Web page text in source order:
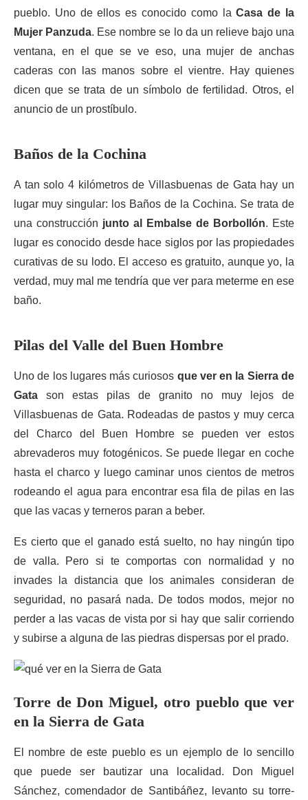
pueblo. Uno de ellos es conocido como laCasa de la
Mujer Panzuda. Ese nombre se lo da un relieve bajo una
ventana, en el que se ve eso, una mujer de anchas
caderas con las manos sobre el vientre. Hay quienes
dicen que se trata de un símbolo de fertilidad. Otros, el
anuncio de un prostíbulo.
Baños de la Cochina
A tan solo 4 kilómetros de Villasbuenas de Gata hay un
lugar muy singular: los Baños de la Cochina. Se trata de
una construcción junto al Embalse de Borbollón. Este
lugar es conocido desde hace siglos por las propiedades
curativas de su lodo. El acceso es gratuito, aunque yo, la
verdad, muy mal me tendría que ver para meterme en ese
baño.
Pilas del Valle del Buen Hombre
Uno de los lugares más curiosos que ver en la Sierra de
Gata son estas pilas de granito no muy lejos de
Villasbuenas de Gata. Rodeadas de pastos y muy cerca
del Charco del Buen Hombre se pueden ver estos
abrevaderos muy fotogénicos. Se puede llegar en coche
hasta el charco y luego caminar unos cientos de metros
rodeando el agua para encontrar esa fila de pilas en las
que las vacas y terneros paran a beber.
Es cierto que el ganado está suelto, no hay ningún tipo
de valla. Pero si te comportas con normalidad y no
invades la distancia que los animales consideran de
seguridad, no pasará nada. De todos modos, mejor no
perder a las vacas de vista por si hay que salir corriendo
y subirse a alguna de las piedras dispersas por el prado.
Torre de Don Miguel, otro pueblo que ver
en la Sierra de Gata
El nombre de este pueblo es un ejemplo de lo sencillo
que puede ser bautizar una localidad. Don Miguel
Sánchez, comendador de Santibáñez, levanto su torre-